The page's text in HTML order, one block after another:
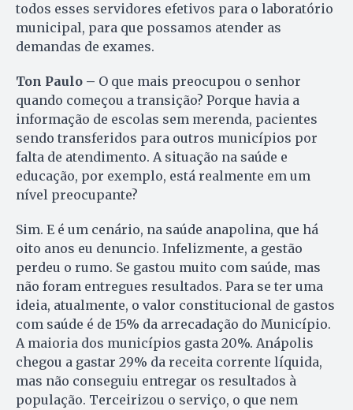
todos esses servidores efetivos para o laboratório
municipal, para que possamos atender as
demandas de exames.
Ton Paulo – O que mais preocupou o senhor
quando começou a transição? Porque havia a
informação de escolas sem merenda, pacientes
sendo transferidos para outros municípios por
falta de atendimento. A situação na saúde e
educação, por exemplo, está realmente em um
nível preocupante?
Sim. E é um cenário, na saúde anapolina, que há
oito anos eu denuncio. Infelizmente, a gestão
perdeu o rumo. Se gastou muito com saúde, mas
não foram entregues resultados. Para se ter uma
ideia, atualmente, o valor constitucional de gastos
com saúde é de 15% da arrecadação do Município.
A maioria dos municípios gasta 20%. Anápolis
chegou a gastar 29% da receita corrente líquida,
mas não conseguiu entregar os resultados à
população. Terceirizou o serviço, o que nem